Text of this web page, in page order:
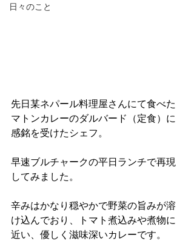
日々のこと
先日某ネパール料理屋さんにて食べた
マトンカレーのダルバード（定食）に
感銘を受けたシェフ。
早速ブルチャークの平日ランチで再現
してみました。
辛みはかなり穏やかで野菜の旨みが溶
け込んでおり、トマト煮込みや煮物に
近い、優しく滋味深いカレーです。